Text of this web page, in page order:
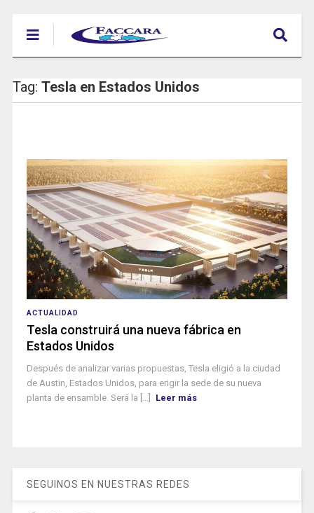
Tag: Tesla en Estados Unidos
ACTUALIDAD
Tesla construirá una nueva fábrica en
Estados Unidos
Después de analizar varias propuestas, Tesla eligió a la ciudad
de Austin, Estados Unidos, para erigir la sede de su nueva
planta de ensamble. Será la [...]
Leer más
SEGUINOS EN NUESTRAS REDES